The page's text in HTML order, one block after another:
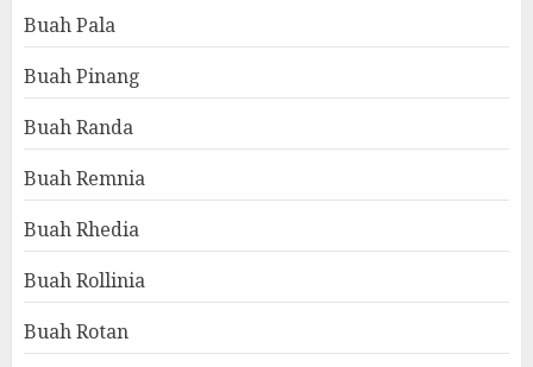
Buah Pala
Buah Pinang
Buah Randa
Buah Remnia
Buah Rhedia
Buah Rollinia
Buah Rotan